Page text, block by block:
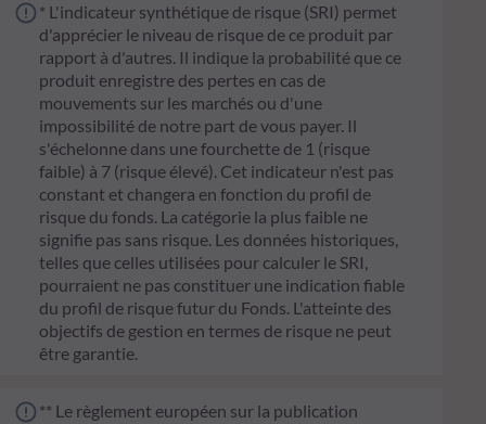
* L'indicateur synthétique de risque (SRI) permet
d'apprécier le niveau de risque de ce produit par
rapport à d'autres. Il indique la probabilité que ce
produit enregistre des pertes en cas de
mouvements sur les marchés ou d'une
impossibilité de notre part de vous payer. Il
s'échelonne dans une fourchette de 1 (risque
faible) à 7 (risque élevé). Cet indicateur n'est pas
constant et changera en fonction du profil de
risque du fonds. La catégorie la plus faible ne
signifie pas sans risque. Les données historiques,
telles que celles utilisées pour calculer le SRI,
pourraient ne pas constituer une indication fiable
du profil de risque futur du Fonds. L'atteinte des
objectifs de gestion en termes de risque ne peut
être garantie.
** Le règlement européen sur la publication